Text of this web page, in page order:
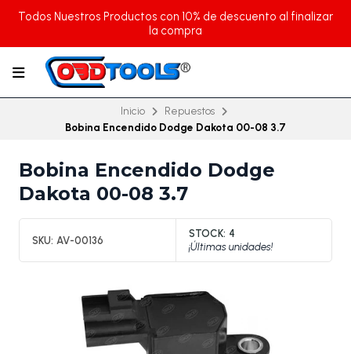
Todos Nuestros Productos con 10% de descuento al finalizar
la compra
Inicio
Repuestos
Bobina Encendido Dodge Dakota 00-08 3.7
Bobina Encendido Dodge
Dakota 00-08 3.7
SKU: AV-00136
STOCK: 4
¡Últimas unidades!